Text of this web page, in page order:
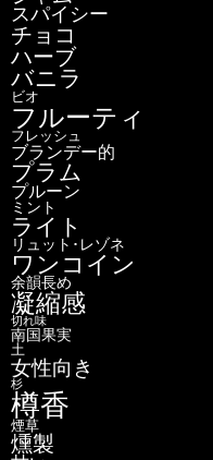
スパイシー
チョコ
ハーブ
バニラ
ビオ
フルーティ
フレッシュ
ブランデー的
プラム
プルーン
ミント
ライト
リュット･レゾネ
ワンコイン
余韻長め
凝縮感
切れ味
南国果実
土
女性向き
杉
樽香
煙草
燻製